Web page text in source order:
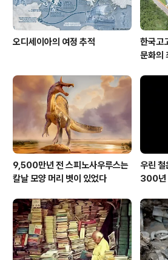
오디세이아의 여정 추적
한국고
문화의
9,500만년 전 스피노사우루스는
칼날 모양 머리 볏이 있었다
우린
300년